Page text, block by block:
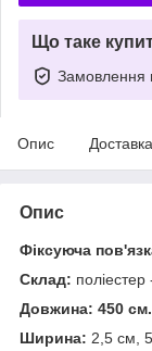
Що таке
Замовлення
Опис Доставка
Опис
Фіксуюча
Склад:
Довжина: 450 см.
Ширина: 2,5 см,